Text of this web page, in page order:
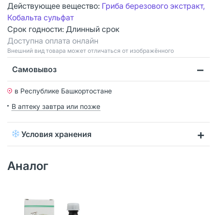
Действующее вещество: Гриба березового экстракт,
Кобальта сульфат
Срок годности: Длинный срок
Доступна оплата онлайн
Bнешний вид товара может отличаться от изображённого
Самовывоз
в Республике Башкортостане
В аптеку завтра или позже
Условия хранения
Аналог